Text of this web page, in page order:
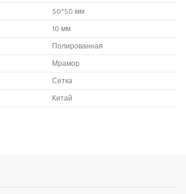
50*50 мм
10 мм
Полированная
Мрамор
Сетка
Китай
Г, вход № 11, пав. 119Г (1 этаж), тел. 8-499-